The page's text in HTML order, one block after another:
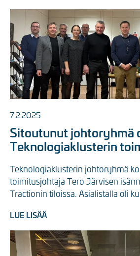
7.2.2025
Sitoutunut johtoryhmä
Teknologiaklusterin
Teknologiaklusterin johtoryhmä
toimitusjohtaja Tero Järvisen
Tractionin tiloissa. Asialistalla oli
LUE LISÄÄ